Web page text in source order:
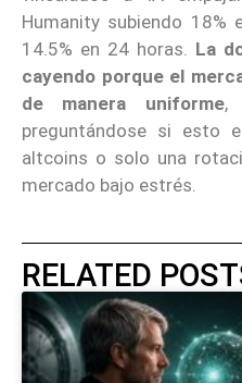
Humanity subiendo 18%
14.5% en 24 horas. La
cayendo porque el
de manera uniforme,
preguntándose si esto
altcoins o solo una
mercado bajo estrés.
RELATED